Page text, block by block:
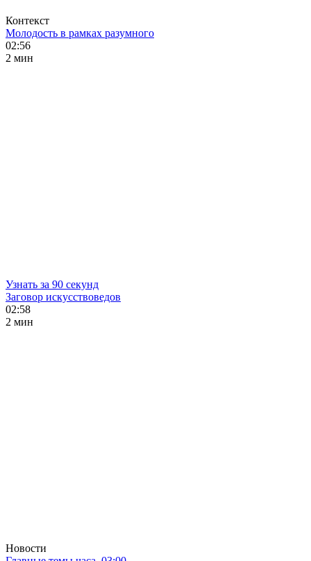
Контекст
Молодость в рамках разумного
02:56
2 мин
Узнать за 90 секунд
Заговор искусствоведов
02:58
2 мин
Новости